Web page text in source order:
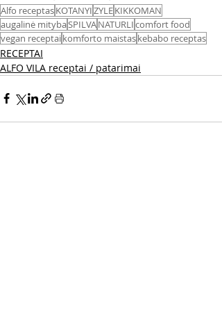
Alfo receptasKOTANYIZYLEKIKKOMAN
augalinė mitybaSPILVANATURLIcomfort food
vegan receptaikomforto maistaskebabo receptas
RECEPTAI
ALFO VILA receptai / patarimai